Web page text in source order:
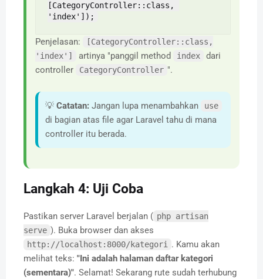
[CategoryController::class,
'index']);
Penjelasan:
[CategoryController::class,
'index']
artinya "panggil method index
dari
controller
CategoryController ".
💡 Catatan: Jangan lupa menambahkan use
di bagian atas file agar Laravel tahu di mana
controller itu berada.
Langkah 4: Uji Coba
Pastikan server Laravel berjalan ( php artisan
serve ). Buka browser dan akses
http://localhost:8000/kategori
. Kamu akan
melihat teks: "Ini adalah halaman daftar kategori
(sementara)". Selamat! Sekarang rute sudah terhubung